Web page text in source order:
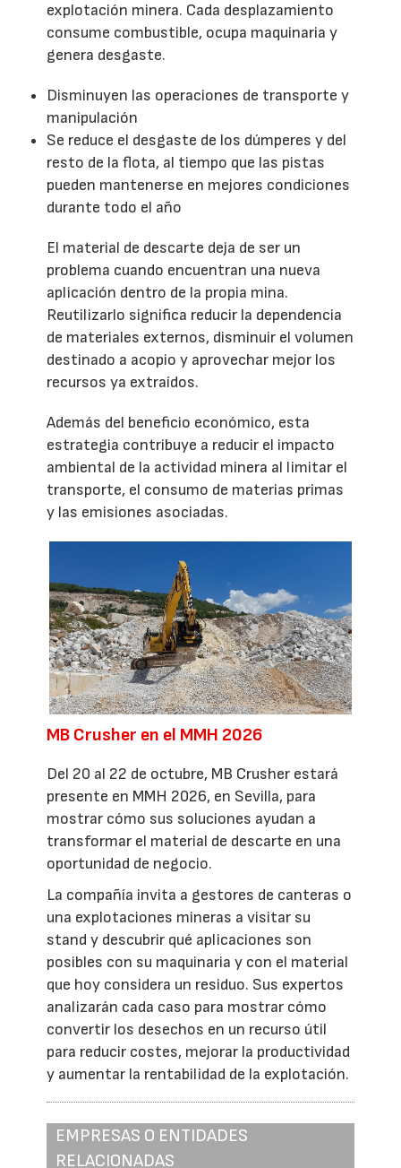
explotación minera. Cada desplazamiento
consume combustible, ocupa maquinaria y
genera desgaste.
Disminuyen las operaciones de transporte y
manipulación
Se reduce el desgaste de los dúmperes y del
resto de la flota, al tiempo que las pistas
pueden mantenerse en mejores condiciones
durante todo el año
El material de descarte deja de ser un
problema cuando encuentran una nueva
aplicación dentro de la propia mina.
Reutilizarlo significa reducir la dependencia
de materiales externos, disminuir el volumen
destinado a acopio y aprovechar mejor los
recursos ya extraídos.
Además del beneficio económico, esta
estrategia contribuye a reducir el impacto
ambiental de la actividad minera al limitar el
transporte, el consumo de materias primas
y las emisiones asociadas.
MB Crusher en el MMH 2026
Del 20 al 22 de octubre, MB Crusher estará
presente en MMH 2026, en Sevilla, para
mostrar cómo sus soluciones ayudan a
transformar el material de descarte en una
oportunidad de negocio.
La compañía invita a gestores de canteras o
una explotaciones mineras a visitar su
stand y descubrir qué aplicaciones son
posibles con su maquinaria y con el material
que hoy considera un residuo. Sus expertos
analizarán cada caso para mostrar cómo
convertir los desechos en un recurso útil
para reducir costes, mejorar la productividad
y aumentar la rentabilidad de la explotación.
EMPRESAS O ENTIDADES
RELACIONADAS